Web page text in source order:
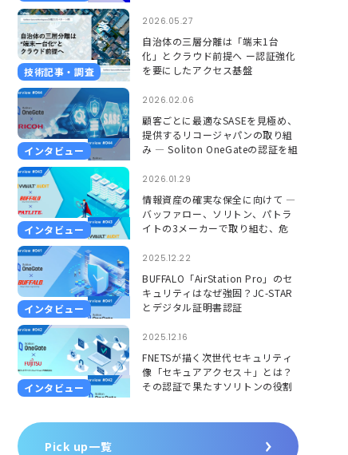
Soliton OneGate
技術記事・調査
2026.05.27
自治体の三層分離は「端末1台
化」とクラウド前提へ ー認証強化
を要にしたアクセス基盤
インタビュー
2026.02.06
顧客ごとに最適なSASEを見極め、
提供するリコージャパンの取り組
み ― Soliton OneGateの認証を組
境に ―
インタビュー
2026.01.29
情報資産の確実な保全に向けて ―
バッファロー、ソリトン、パトラ
イトの3メーカーで取り組む、危
捉えるソリューション ―
インタビュー
2025.12.22
BUFFALO「AirStation Pro」のセ
キュリティはなぜ強固？JC-STAR
とデジタル証明書認証
インタビュー
2025.12.16
FNETSが描く次世代セキュリティ
像「セキュアアクセス＋」とは？
その認証で果たすソリトンの役割
Pick up一覧